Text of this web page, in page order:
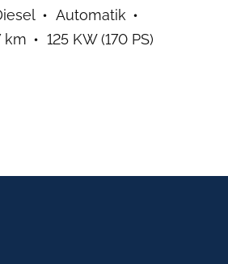
Automatik
km 125 KW (170 PS)